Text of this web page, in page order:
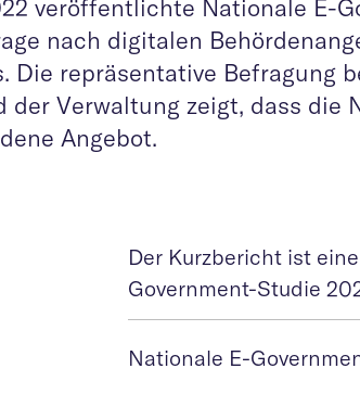
veröffentlichte Nationale E-
nach digitalen
Die repräsentative Befragung
der Verwaltung zeigt, dass die
Angebot.
Der Kurzbericht ist
Government-Studie
Nationale E-